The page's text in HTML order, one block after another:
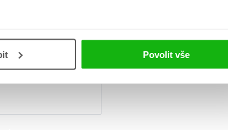
Povolit vše